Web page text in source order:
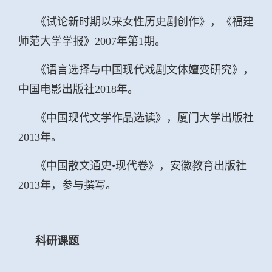
《试论新时期以来女性历史剧创作》，《福建
师范大学学报》2007年第1期。
《语言选择与中国现代戏剧文体嬗变研究》，
中国电影出版社2018年。
《中国现代文学作品选读》，厦门大学出版社
2013年。
《中国散文通史•现代卷》，安徽教育出版社
2013年，参与撰写。
科研课题